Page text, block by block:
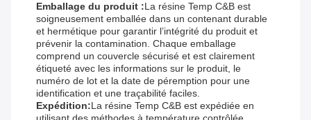
Emballage du produit :La résine Temp C&B est
soigneusement emballée dans un contenant durable
et hermétique pour garantir l’intégrité du produit et
prévenir la contamination. Chaque emballage
comprend un couvercle sécurisé et est clairement
étiqueté avec les informations sur le produit, le
numéro de lot et la date de péremption pour une
identification et une traçabilité faciles.
Expédition:La résine Temp C&B est expédiée en